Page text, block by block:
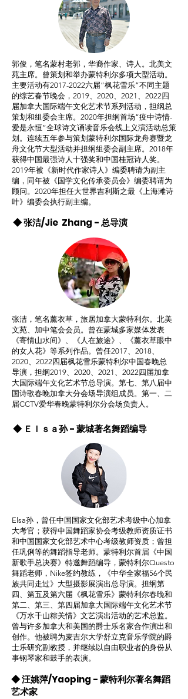
郭俊，笔名蒙村老郭，华裔作家、诗人。北美文
苑主席。曾策划和举办蒙特利尔多项大型活动。
主要活动有2017-2022六届“枫花雪乐”不同主题
的综艺春节晚会，2019、2020、2021、2022四
届加拿大国际端午文化艺术节系列活动，担纲总
策划和组委会主席。2020年担纲首场“疫中诗情-
爱是永恒”全球诗文诵读音乐会线上义演活动总策
划。连续五年参与策划蒙特利尔国际龙舟赛暨龙
舟文化节大型活动并担纲组委会副主席。2018年
获得中国最强诗人十强奖和中国桂冠诗人奖。
2019年被《新时代作家诗人》编委聘请为副主
编，同年被《国学文化传承委员会》编委聘请为
顾问。2020年担任大世界吉利斯之最《上海滩诗
叶》编委会执行副主编。
◆ 张洁/Jie Zhang - 总导演
张洁，笔名薰衣草，旅居加拿大蒙特利尔。北美
文苑、加中笔会会员。曾在蒙城多家媒体发表
《寄情山水间》、《人在旅途》、《薰衣草眼中
的女人花》等系列作品。曾任2017、2018、
2020、2022四届枫花雪乐蒙特利尔中国春晚总
导演，担纲2019、2020、2021、2022四届加拿
大国际端午文化艺术节总导演。第七、第八届中
国诗歌春晚加拿大分会场导演组成员。第一、二
届CCTV爱华春晚蒙特利尔分会场负责人。
◆ Ｅｌｓａ孙 - 蒙城著名舞蹈编导
Elsa孙，曾任中国国家文化部艺术考级中心加拿
大考官；获得中国舞蹈家协会考级教师资质证书
和中国国家文化部艺术中心考级教师资质；曾担
任巩俐等的舞蹈指导老师。蒙特利尔首届《中国
新歌手总决赛》特邀舞蹈编导，蒙特利尔Questo
舞蹈老师，Nike签约教练，《中华全家福56个民
族共同走过》大型摄影展演出总导演。担纲第
四、第五及第六届《枫花雪乐》蒙特利尔春晚和
第二、第三、第四届加拿大国际端午文化艺术节
《万水千山粽关情》文艺演出活动的艺术总监。
曾与许多加拿大和美国的爵士乐名家合作演出和
创作。他被聘为麦吉尔大学舒立克音乐学院的爵
士乐研究副教授，并继续以自由职业者的身份从
事钢琴家和鼓手的表演。
◆ 汪姚萍/Yaoping - 蒙特利尔著名舞蹈
艺术家